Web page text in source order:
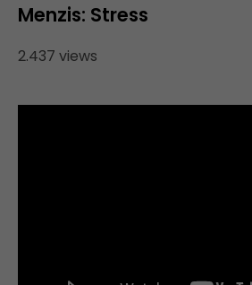
Menzis: Stress
2.437 views